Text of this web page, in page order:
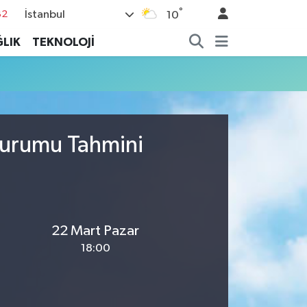
İstanbul 10°
TEKNOLOJİ
Tahmini
22 Mart Pazar
18:00